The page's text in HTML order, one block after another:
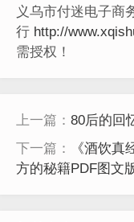
义乌市付迷电子商
行 http://
需授权！
上一篇： 80后的回
下一篇：
《酒饮
方的秘籍PDF图文